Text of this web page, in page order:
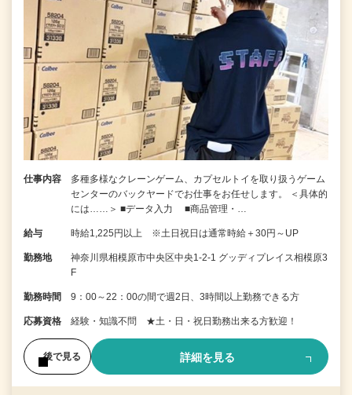
仕事内容
多種多様なクレーンゲーム、カプセルトイを取り扱うゲーム
センターのバックヤードでお仕事をお任せします。 ＜具体的
には……＞ ■データ入力 ■商品管理・…
給与 時給1,225円以上 ※土日祝日は通常時給＋30円～UP
勤務地
神奈川県相模原市中央区中央1-2-1 グッディプレイス相模原3
F
勤務時間 9：00～22：00の間で週2日、3時間以上勤務できる方
応募資格 経験・知識不問 ★土・日・祝日勤務出来る方歓迎！
後で見る 詳細を見る